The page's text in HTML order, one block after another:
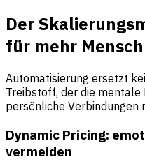
Der
für mehr
Automatisierung ersetzt
Treibstoff, der die
persönliche
Dynamic Pricing:
vermeiden